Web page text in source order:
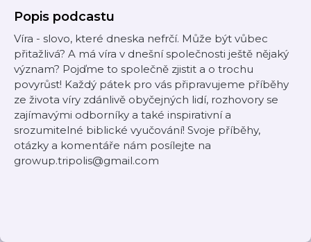
Popis podcastu
Víra - slovo, které dneska nefrčí. Může být vůbec
přitažlivá? A má víra v dnešní společnosti ještě nějaký
význam? Pojďme to společně zjistit a o trochu
povyrůst! Každý pátek pro vás připravujeme příběhy
ze života víry zdánlivě obyčejných lidí, rozhovory se
zajímavými odborníky a také inspirativní a
srozumitelné biblické vyučování! Svoje příběhy,
otázky a komentáře nám posílejte na
growup.tripolis@gmail.com